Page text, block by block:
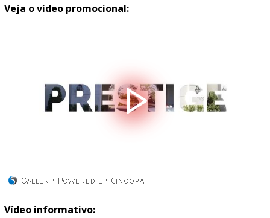
Veja o vídeo promocional:
Vídeo informativo: